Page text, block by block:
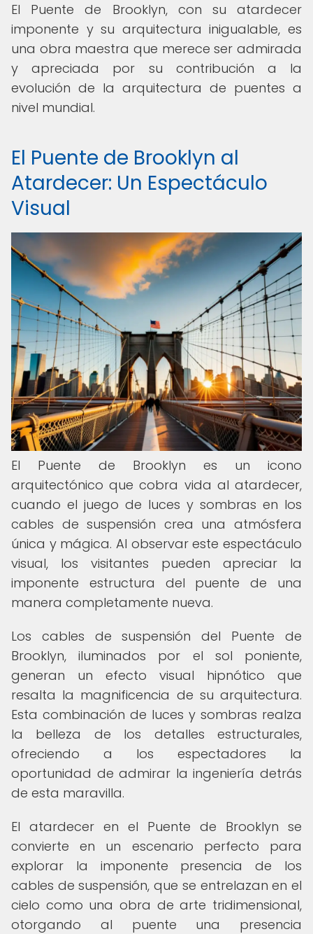
El Puente de Brooklyn, con su atardecer
imponente y su arquitectura inigualable, es
una obra maestra que merece ser admirada
y apreciada por su contribución a la
evolución de la arquitectura de puentes a
nivel mundial.
El Puente de Brooklyn al
Atardecer: Un Espectáculo
Visual
El Puente de Brooklyn es un icono
arquitectónico que cobra vida al atardecer,
cuando el juego de luces y sombras en los
cables de suspensión crea una atmósfera
única y mágica. Al observar este espectáculo
visual, los visitantes pueden apreciar la
imponente estructura del puente de una
manera completamente nueva.
Los cables de suspensión del Puente de
Brooklyn, iluminados por el sol poniente,
generan un efecto visual hipnótico que
resalta la magnificencia de su arquitectura.
Esta combinación de luces y sombras realza
la belleza de los detalles estructurales,
ofreciendo a los espectadores la
oportunidad de admirar la ingeniería detrás
de esta maravilla.
El atardecer en el Puente de Brooklyn se
convierte en un escenario perfecto para
explorar la imponente presencia de los
cables de suspensión, que se entrelazan en el
cielo como una obra de arte tridimensional,
otorgando al puente una presencia